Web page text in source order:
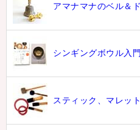
アマナマナのベル＆
シンギングボウル入
スティック、マレッ